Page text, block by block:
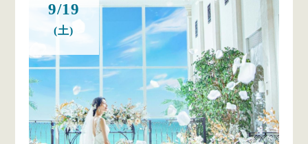
9/19
(土)